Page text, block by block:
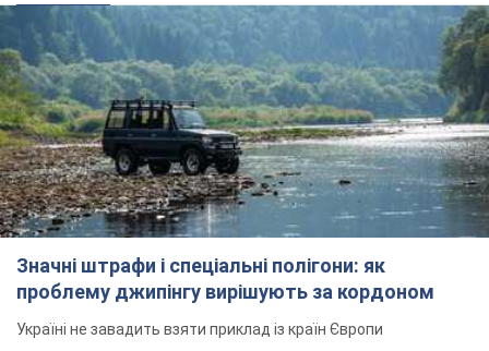
Значні штрафи і спеціальні полігони: як
проблему джипінгу вирішують за кордоном
Україні не завадить взяти приклад із країн Європи